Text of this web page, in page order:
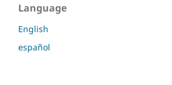
Language
English
español